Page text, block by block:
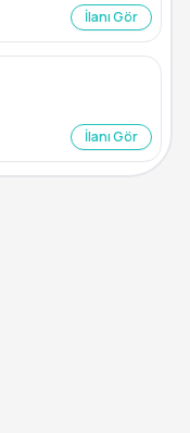
İlanı Gör
İlanı Gör